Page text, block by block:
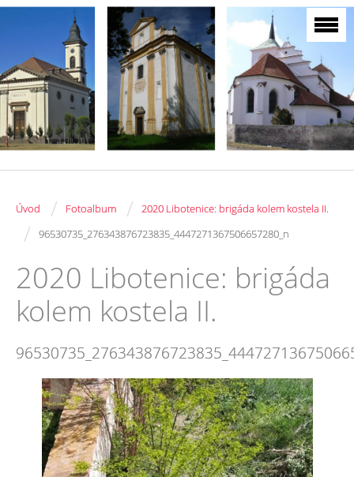
Úvod / Fotoalbum / 2020 Libotenice: brigáda kolem kostela II.
/ 96530735_276343876723835_4447271367506657280_n
2020 Libotenice: brigáda
kolem kostela II.